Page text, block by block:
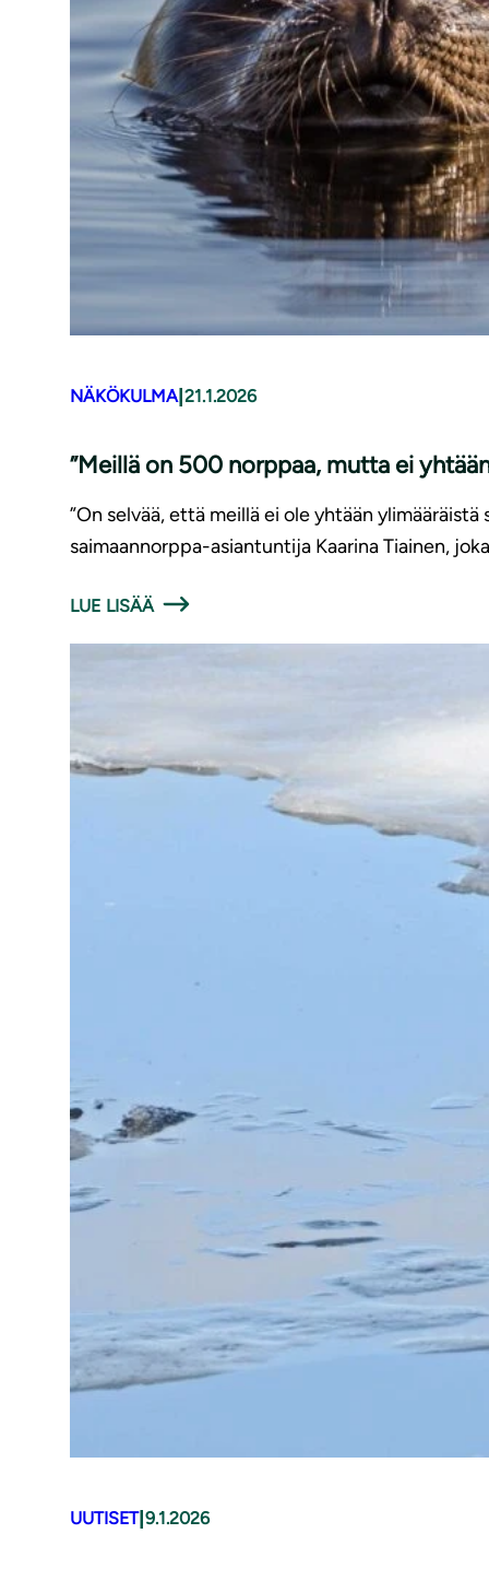
NÄKÖKULMA|21.1.2026
”Meillä on 500 norppaa, mutta ei
”On selvää, että meillä ei ole yhtään
saimaannorppa-asiantuntija Kaarina Tiainen,
LUE LISÄÄ
UUTISET|9.1.2026